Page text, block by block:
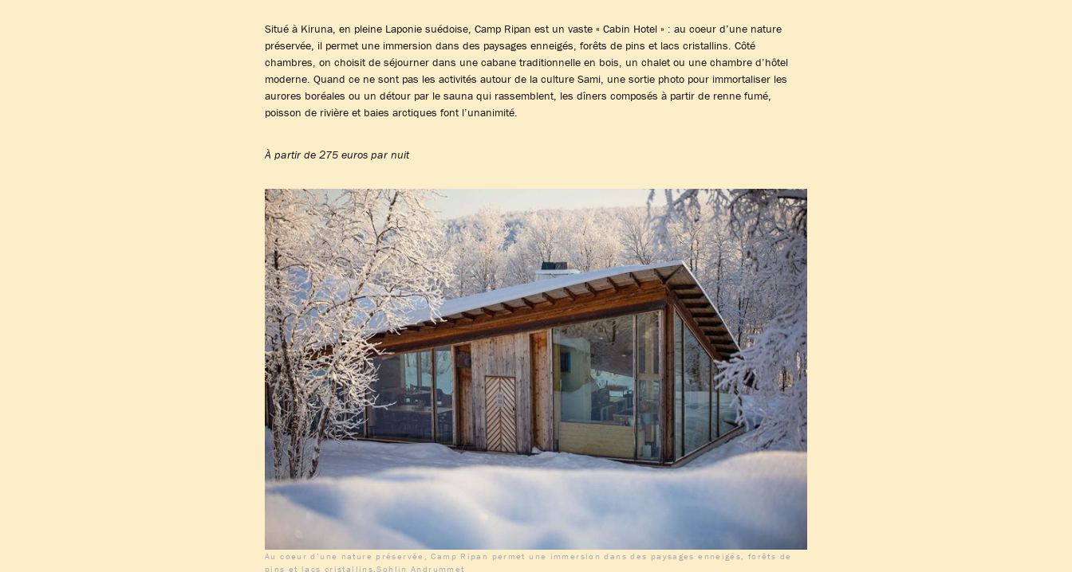
Situé à Kiruna, en pleine Laponie suédoise, Camp Ripan est un vaste « Cabin Hotel » : au coeur d’une nature
préservée, il permet une immersion dans des paysages enneigés, forêts de pins et lacs cristallins. Côté
chambres, on choisit de séjourner dans une cabane traditionnelle en bois, un chalet ou une chambre d’hôtel
moderne. Quand ce ne sont pas les activités autour de la culture Sami, une sortie photo pour immortaliser les
aurores boréales ou un détour par le sauna qui rassemblent, les dîners composés à partir de renne fumé,
poisson de rivière et baies arctiques font l’unanimité.
À partir de 275 euros par nuit
Au coeur d’une nature préservée, Camp Ripan permet une immersion dans des paysages enneigés, forêts de
pins et lacs cristallins.Sohlin Andrummet